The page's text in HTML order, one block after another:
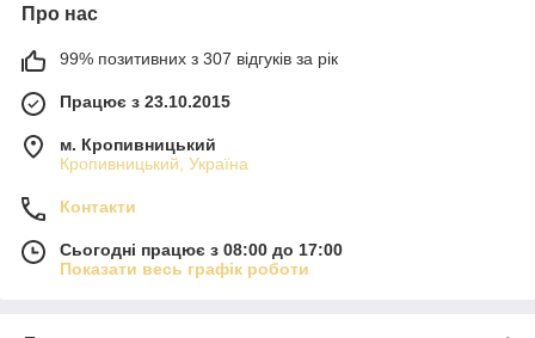
Про нас
99% позитивних з 307 відгуків за рік
Працює з 23.10.2015
м. Кропивницький
Кропивницький, Україна
Контакти
Сьогодні працює з 08:00 до 17:00
Показати весь графік роботи